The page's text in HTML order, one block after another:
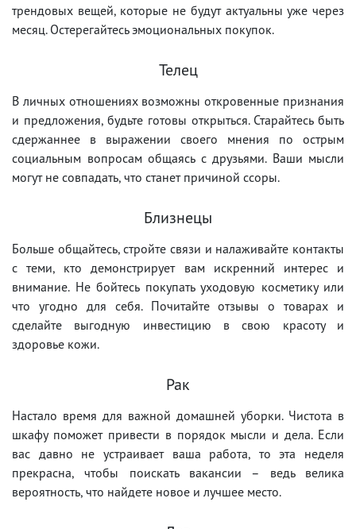
трендовых вещей, которые не будут актуальны уже через
месяц. Остерегайтесь эмоциональных покупок.
Телец
В личных отношениях возможны откровенные признания
и предложения, будьте готовы открыться. Старайтесь быть
сдержаннее в выражении своего мнения по острым
социальным вопросам общаясь с друзьями. Ваши мысли
могут не совпадать, что станет причиной ссоры.
Близнецы
Больше общайтесь, стройте связи и налаживайте контакты
с теми, кто демонстрирует вам искренний интерес и
внимание. Не бойтесь покупать уходовую косметику или
что угодно для себя. Почитайте отзывы о товарах и
сделайте выгодную инвестицию в свою красоту и
здоровье кожи.
Рак
Настало время для важной домашней уборки. Чистота в
шкафу поможет привести в порядок мысли и дела. Если
вас давно не устраивает ваша работа, то эта неделя
прекрасна, чтобы поискать вакансии – ведь велика
вероятность, что найдете новое и лучшее место.